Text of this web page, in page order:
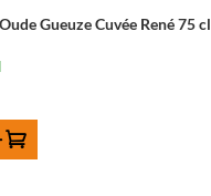
Gueuze Cuvée René 75 cl